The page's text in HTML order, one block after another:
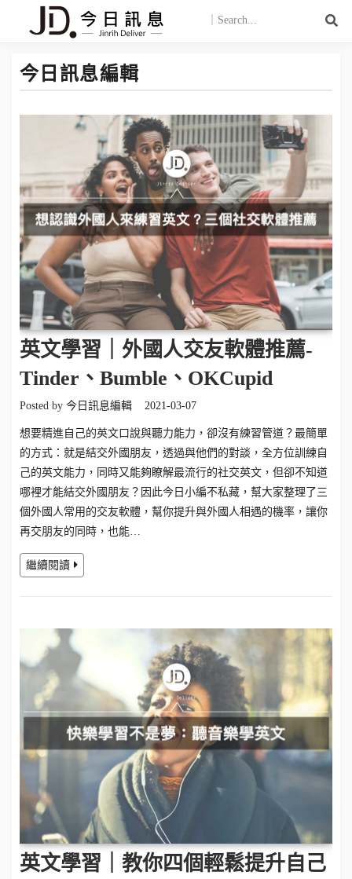
今日訊息編輯
英文學習｜外國人交友軟體推薦-
Tinder、Bumble、OKCupid
Posted by 今日訊息編輯 2021-03-07
想要精進自己的英文口說與聽力能力，卻沒有練習管道？最簡單
的方式：就是結交外國朋友，透過與他們的對談，全方位訓練自
己的英文能力，同時又能夠瞭解最流行的社交英文，但卻不知道
哪裡才能結交外國朋友？因此今日小編不私藏，幫大家整理了三
個外國人常用的交友軟體，幫你提升與外國人相遇的機率，讓你
再交朋友的同時，也能…
繼續閱讀
英文學習｜教你四個輕鬆提升自己